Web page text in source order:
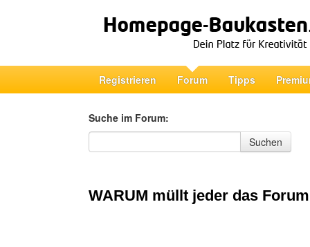
Registrieren Forum Tipps
Suche im Forum:
Suche im Forum
Suchen
WARUM müllt jeder das